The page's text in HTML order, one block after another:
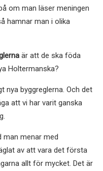
om man läser meningen
hamnar man i olika
är att de ska föda
Holtermanska?
nya byggreglerna. Och det
att vi har varit ganska
man menar med
av att vara det första
allt för mycket. Det är